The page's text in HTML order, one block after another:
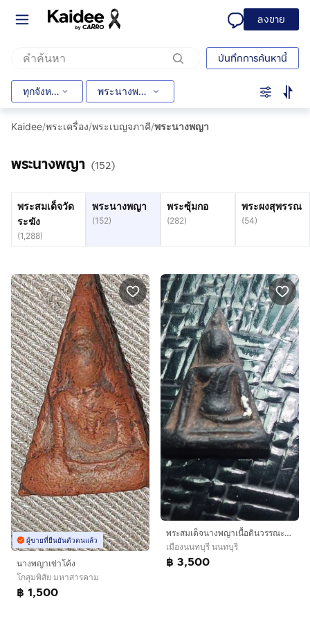
ลงขาย
บันทึกการค้นหานี้
ทุกจังหวัด พระนางพญา
Kaidee/พระเครื่อง/พระเบญจภาคี/พระนางพญา
พระนางพญา (152)
พระสมเด็จวัด
ระฆัง
(1,288)
พระนางพญา
(152)
พระซุ้มกอ
(282)
พระผงสุพรรณ
(54)
ผู้ขายที่ยืนยันตัวตนแล้ว
นางพญาเข่าโค้ง
โกสุมพิสัย มหาสารคาม
฿ 1,500
พระสมเด็จนางพญาเนื้อดินวรรณะสีดำ
เมืองนนทบุรี นนทบุรี
฿ 3,500